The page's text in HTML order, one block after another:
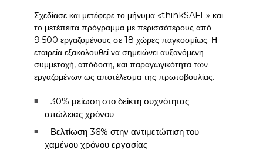
Σχεδίασε και μετέφερε το μήνυμα «thinkSAFE» και
το μετέπειτα πρόγραμμα με περισσότερους από
9.500 εργαζομένους σε 18 χώρες παγκοσμίως. Η
εταιρεία εξακολουθεί να σημειώνει αυξανόμενη
συμμετοχή, απόδοση, και παραγωγικότητα των
εργαζομένων ως αποτέλεσμα της πρωτοβουλίας.
30% μείωση στο δείκτη συχνότητας
απώλειας χρόνου
Βελτίωση 36% στην αντιμετώπιση του
χαμένου χρόνου εργασίας